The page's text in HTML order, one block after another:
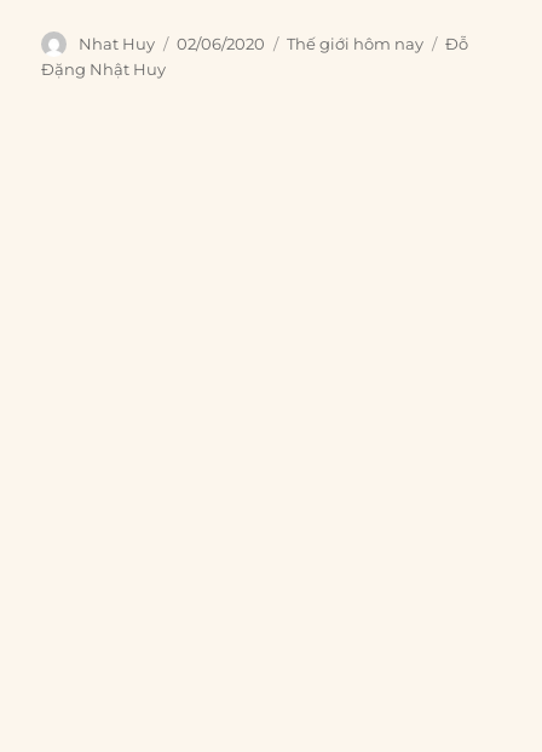
Author
Nhat Huy
Posted
02/06/2020 Categories
Thế giới hôm nay Tags
Đỗ
Đặng Nhật Huy